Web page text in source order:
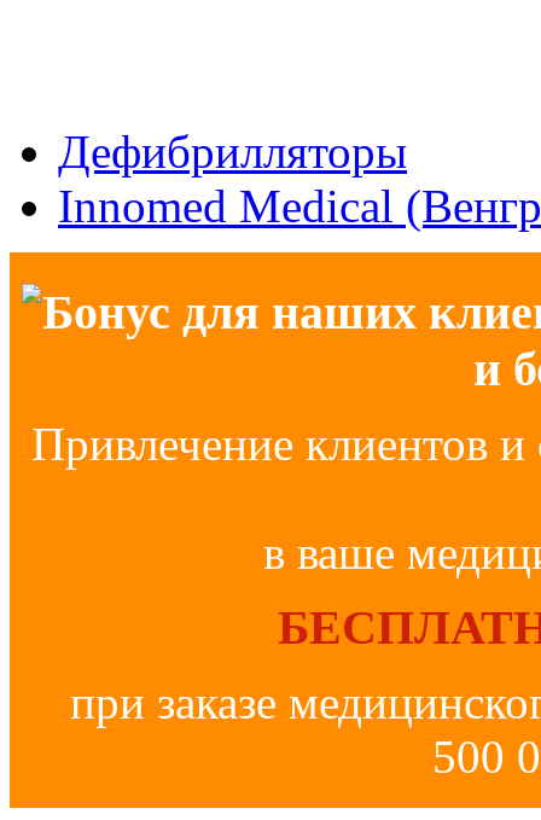
Дефибрилляторы
Innomed Medical
Бонус для наших
и
Привлечение клиентов и
в ваше
при заказе
500